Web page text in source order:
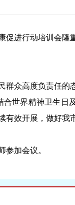
进行动培训会隆
众高度负责任的
世界精神卫生日
效开展，做好我
加会议。